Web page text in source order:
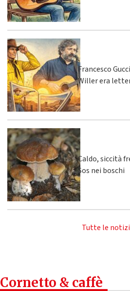
Francesco
Willer era
Caldo, siccità
Sos nei boschi
Tutte le
Cornetto & caffè